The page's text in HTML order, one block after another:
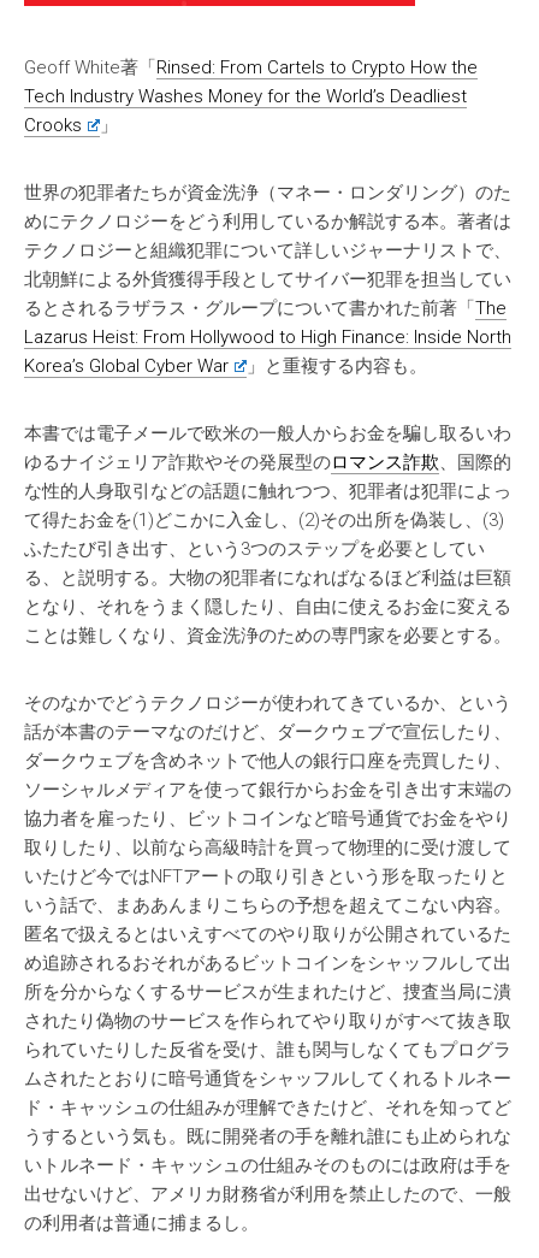
Geoff White著「Rinsed: From Cartels to Crypto How the
Tech Industry Washes Money for the World’s Deadliest
Crooks
」
世界の犯罪者たちが資金洗浄（マネー・ロンダリング）のた
めにテクノロジーをどう利用しているか解説する本。著者は
テクノロジーと組織犯罪について詳しいジャーナリストで、
北朝鮮による外貨獲得手段としてサイバー犯罪を担当してい
るとされるラザラス・グループについて書かれた前著「The
Lazarus Heist: From Hollywood to High Finance: Inside North
Korea’s Global Cyber War
」と重複する内容も。
本書では電子メールで欧米の一般人からお金を騙し取るいわ
ゆるナイジェリア詐欺やその発展型のロマンス詐欺、国際的
な性的人身取引などの話題に触れつつ、犯罪者は犯罪によっ
て得たお金を(1)どこかに入金し、(2)その出所を偽装し、(3)
ふたたび引き出す、という3つのステップを必要としてい
る、と説明する。大物の犯罪者になればなるほど利益は巨額
となり、それをうまく隠したり、自由に使えるお金に変える
ことは難しくなり、資金洗浄のための専門家を必要とする。
そのなかでどうテクノロジーが使われてきているか、という
話が本書のテーマなのだけど、ダークウェブで宣伝したり、
ダークウェブを含めネットで他人の銀行口座を売買したり、
ソーシャルメディアを使って銀行からお金を引き出す末端の
協力者を雇ったり、ビットコインなど暗号通貨でお金をやり
取りしたり、以前なら高級時計を買って物理的に受け渡して
いたけど今ではNFTアートの取り引きという形を取ったりと
いう話で、まああんまりこちらの予想を超えてこない内容。
匿名で扱えるとはいえすべてのやり取りが公開されているた
め追跡されるおそれがあるビットコインをシャッフルして出
所を分からなくするサービスが生まれたけど、捜査当局に潰
されたり偽物のサービスを作られてやり取りがすべて抜き取
られていたりした反省を受け、誰も関与しなくてもプログラ
ムされたとおりに暗号通貨をシャッフルしてくれるトルネー
ド・キャッシュの仕組みが理解できたけど、それを知ってど
うするという気も。既に開発者の手を離れ誰にも止められな
いトルネード・キャッシュの仕組みそのものには政府は手を
出せないけど、アメリカ財務省が利用を禁止したので、一般
の利用者は普通に捕まるし。